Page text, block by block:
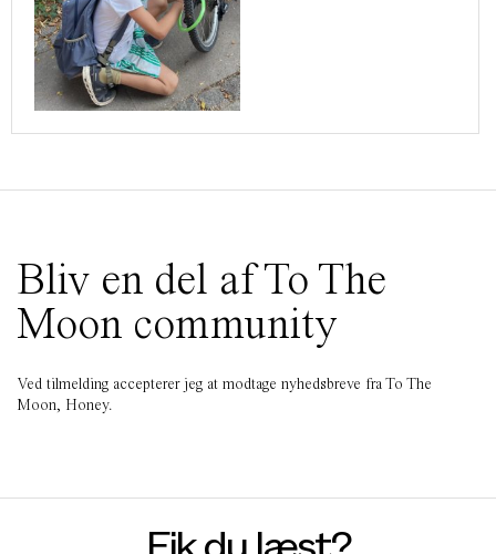
Bliv en del af To The
Moon community
Ved tilmelding accepterer jeg at modtage nyhedsbreve fra To The
Moon, Honey.
Fik du læst?